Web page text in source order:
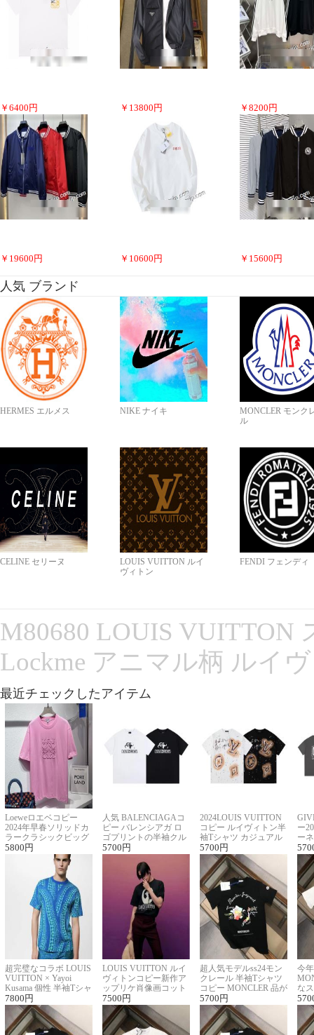
￥ 6400 円 ￥ 13800 円 ￥ 8200 円
￥ 19600 円 ￥ 10600 円 ￥ 15600 円
人気 ブランド
HERMES エルメス NIKE ナイキ
MONCLER モンク
ル
CELINE セリーヌ
LOUIS VUITTON ルイ
ヴィトン
FENDI フェンディ
M80680 LOUIS VUITTON
Lockme アニマル柄 ルイ
最近チェックしたアイテム
Loeweロエベコピー
2024年早春ソリッドカ
ラークラシックビッグ
ロゴ刺繍Tシャツ
5800 円
人気 BALENCIAGAコ
ピー バレンシアガ ロ
ゴプリントの半袖クル
ーネックTシャツ
5700 円
2024LOUIS VUITTON
コピー ルイヴィトン半
袖Tシャツ カジュアル
に馴染む 2色展開
5700 円
ー
ー
ー
超完璧なコラボ LOUIS
VUITTON × Yayoi
Kusama 個性 半袖Tシャ
ツコピー男女兼用
7800 円
LOUIS VUITTON ルイ
ヴィトンコピー新作ア
ップリケ肖像画コット
ンニット半袖Tシャツ
7500 円
超人気モデルss24モン
クレール 半袖Tシャツ
コピー MONCLER 品が
良く見た目
5700 円
今
な
ル